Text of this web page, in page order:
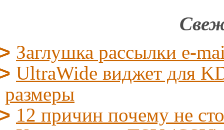
Заглушка рассылки e-
UltraWide виджет для
размеры
12 причин почему не